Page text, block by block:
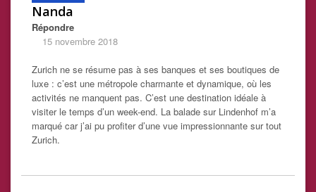
Nanda
Répondre
15 novembre 2018
Zurich ne se résume pas à ses banques et ses boutiques de
luxe : c’est une métropole charmante et dynamique, où les
activités ne manquent pas. C’est une destination idéale à
visiter le temps d’un week-end. La balade sur Lindenhof m’a
marqué car j’ai pu profiter d’une vue impressionnante sur tout
Zurich.